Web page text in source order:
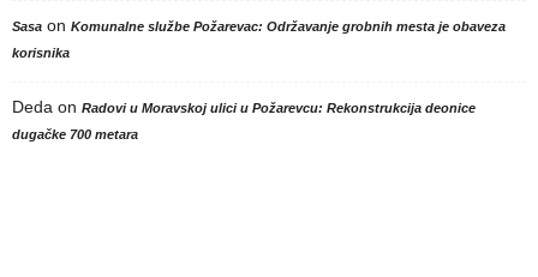
Sasa on Komunalne službe Požarevac: Održavanje grobnih mesta je obaveza
korisnika
Deda on Radovi u Moravskoj ulici u Požarevcu: Rekonstrukcija deonice
dugačke 700 metara